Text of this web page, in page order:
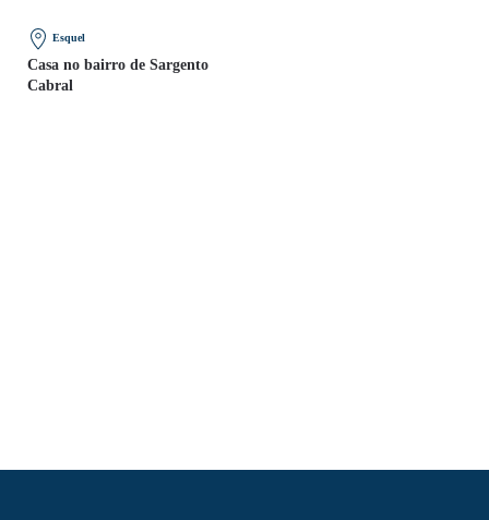
Esquel
Casa no bairro de Sargento
Cabral